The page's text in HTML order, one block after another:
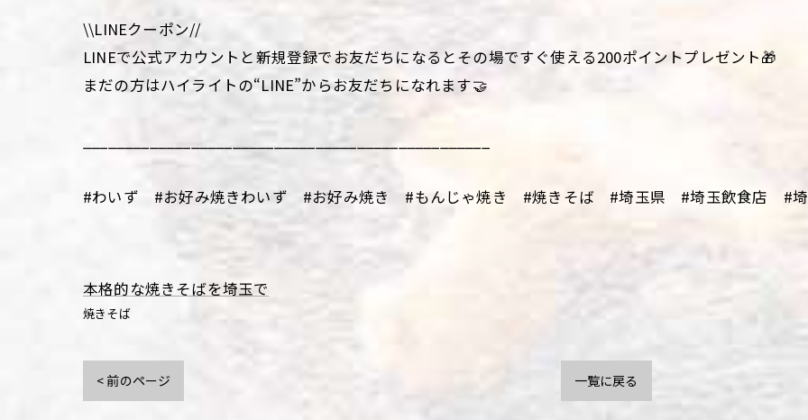
\\LINEクーポン//
LINEで公式アカウントと新規登録でお友だちになるとその場ですぐ使える200ポイントプレゼント🎁
まだの方はハイライトの“LINE”からお友だちになれます🤝
#わいず #お好み焼きわいず #お好み焼き #もんじゃ焼き #焼きそば #埼玉県 #埼玉飲食店 #埼
本格的な焼きそばを埼玉で
焼きそば
< 前のページ 一覧に戻る